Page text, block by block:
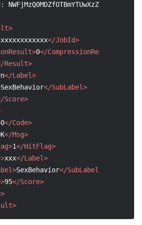
</JobId>
0</CompressionResult>
Result>
</Label>
SexBehavior</SubLabel>
Score>
0</Code>
</Msg>
1</HitFlag>
xxx</Label>
SexBehavior</SubLabel>
95</Score>